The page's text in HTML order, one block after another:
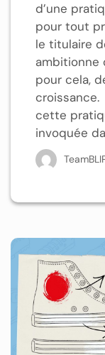
d’une
pour tout
le titulaire
ambitionne
pour cela,
croissance.
cette
invoquée